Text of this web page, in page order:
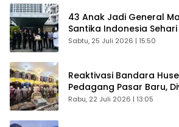
43 Anak Jadi General
Santika Indonesia
Sabtu, 25 Juli 2026 | 15:50
Reaktivasi Bandara
Pedagang Pasar Baru,
Kembali Ekonomi
Rabu, 22 Juli 2026 | 13:05